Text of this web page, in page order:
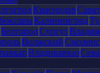
Краснодар
Калининград
БелгородСургут
Волжский
Владикавказ